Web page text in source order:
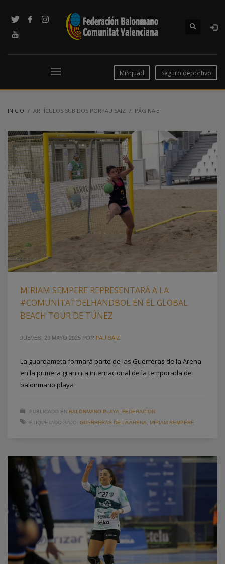
MiSquad Seguro deportivo
INICIO ARTÍCULOS SUBIDOS PORPAU SAIZ PÁGINA 3
MIRIAM SEMPERE REPRESENTARÁ A LA
#COMUNITATDELHANDBOL EN EL GLOBAL
BEACH TOUR DE TÚNEZ
JUEVES, 29 MAYO 2025 POR PAU SAIZ
La guardameta formará parte de las Guerreras de la Arena
en la primera gran cita internacional de la temporada de
balonmano playa
PUBLICADO EN BALONMANO PLAYA, FEDERACION
ETIQUETADO BAJO: GUERRERAS DE LA ARENA, MIRIAM SEMPERE